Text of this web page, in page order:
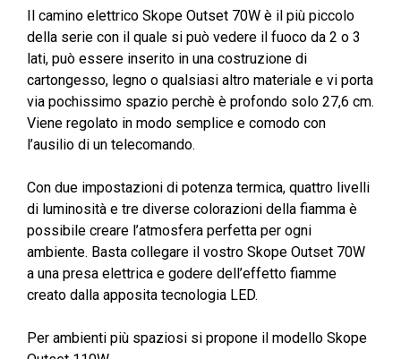
Il camino elettrico Skope Outset 70W è il più piccolo
della serie con il quale si può vedere il fuoco da 2 o 3
lati, può essere inserito in una costruzione di
cartongesso, legno o qualsiasi altro materiale e vi porta
via pochissimo spazio perchè è profondo solo 27,6 cm.
Viene regolato in modo semplice e comodo con
l’ausilio di un telecomando.
Con due impostazioni di potenza termica, quattro livelli
di luminosità e tre diverse colorazioni della fiamma è
possibile creare l’atmosfera perfetta per ogni
ambiente. Basta collegare il vostro Skope Outset 70W
a una presa elettrica e godere dell’effetto fiamme
creato dalla apposita tecnologia LED.
Per ambienti più spaziosi si propone il modello Skope